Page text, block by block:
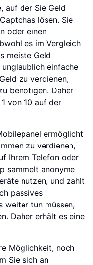
auf der Sie Geld
lösen. Sie
oder einen
es im Vergleich
meiste Geld
einfache
zu verdienen,
benötigen. Daher
von 10 auf der
ermöglicht
zu verdienen,
Ihrem Telefon oder
sammelt anonyme
nutzen, und zahlt
passives
weiter tun müssen,
Daher erhält es eine
Möglichkeit, noch
Sie sich an